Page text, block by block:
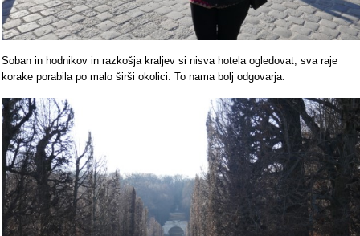
Soban in hodnikov in razkošja kraljev si nisva hotela ogledovat, sva raje
korake porabila po malo širši okolici. To nama bolj odgovarja.